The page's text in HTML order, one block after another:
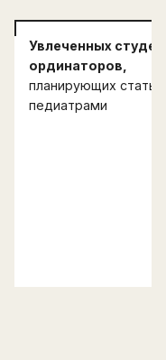
Увлеченных
ординаторов,
планирующих стать
педиатрами